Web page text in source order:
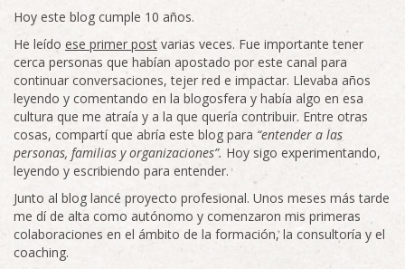
Hoy este blog cumple 10 años.
He leído ese primer post varias veces. Fue importante tener
cerca personas que habían apostado por este canal para
continuar conversaciones, tejer red e impactar. Llevaba años
leyendo y comentando en la blogosfera y había algo en esa
cultura que me atraía y a la que quería contribuir. Entre otras
cosas, compartí que abría este blog para “entender a las
personas, familias y organizaciones”. Hoy sigo experimentando,
leyendo y escribiendo para entender.
Junto al blog lancé proyecto profesional. Unos meses más tarde
me dí de alta como autónomo y comenzaron mis primeras
colaboraciones en el ámbito de la formación, la consultoría y el
coaching.